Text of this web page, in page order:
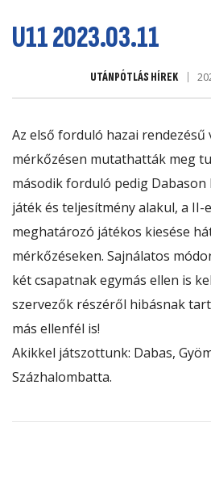
U11 2023.03.11
UTÁNPÓTLÁS HÍREK
Az első forduló hazai rendezésű
mérkőzésen mutathatták meg
második forduló pedig Dabason
játék és teljesítmény alakul, a II-
meghatározó játékos kiesése
mérkőzéseken. Sajnálatos
két csapatnak egymás ellen is
szervezők részéről hibásnak
más ellenfél is!
Akikkel játszottunk: Dabas,
Százhalombatta.